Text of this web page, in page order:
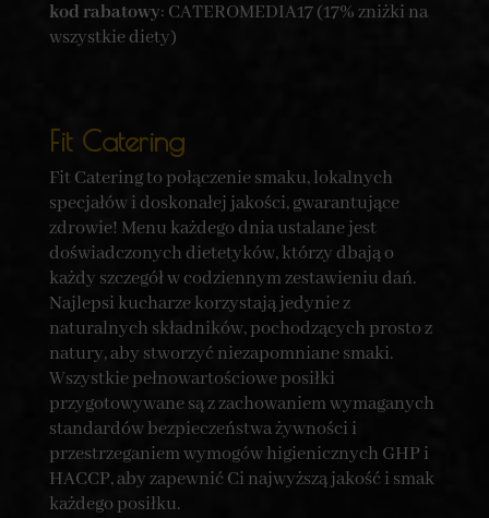
kod rabatowy: CATEROMEDIA17 (17% zniżki na
wszystkie diety)
Fit Catering
Fit Catering to połączenie smaku, lokalnych
specjałów i doskonałej jakości, gwarantujące
zdrowie! Menu każdego dnia ustalane jest
doświadczonych dietetyków, którzy dbają o
każdy szczegół w codziennym zestawieniu dań.
Najlepsi kucharze korzystają jedynie z
naturalnych składników, pochodzących prosto z
natury, aby stworzyć niezapomniane smaki.
Wszystkie pełnowartościowe posiłki
przygotowywane są z zachowaniem wymaganych
standardów bezpieczeństwa żywności i
przestrzeganiem wymogów higienicznych GHP i
HACCP, aby zapewnić Ci najwyższą jakość i smak
każdego posiłku.